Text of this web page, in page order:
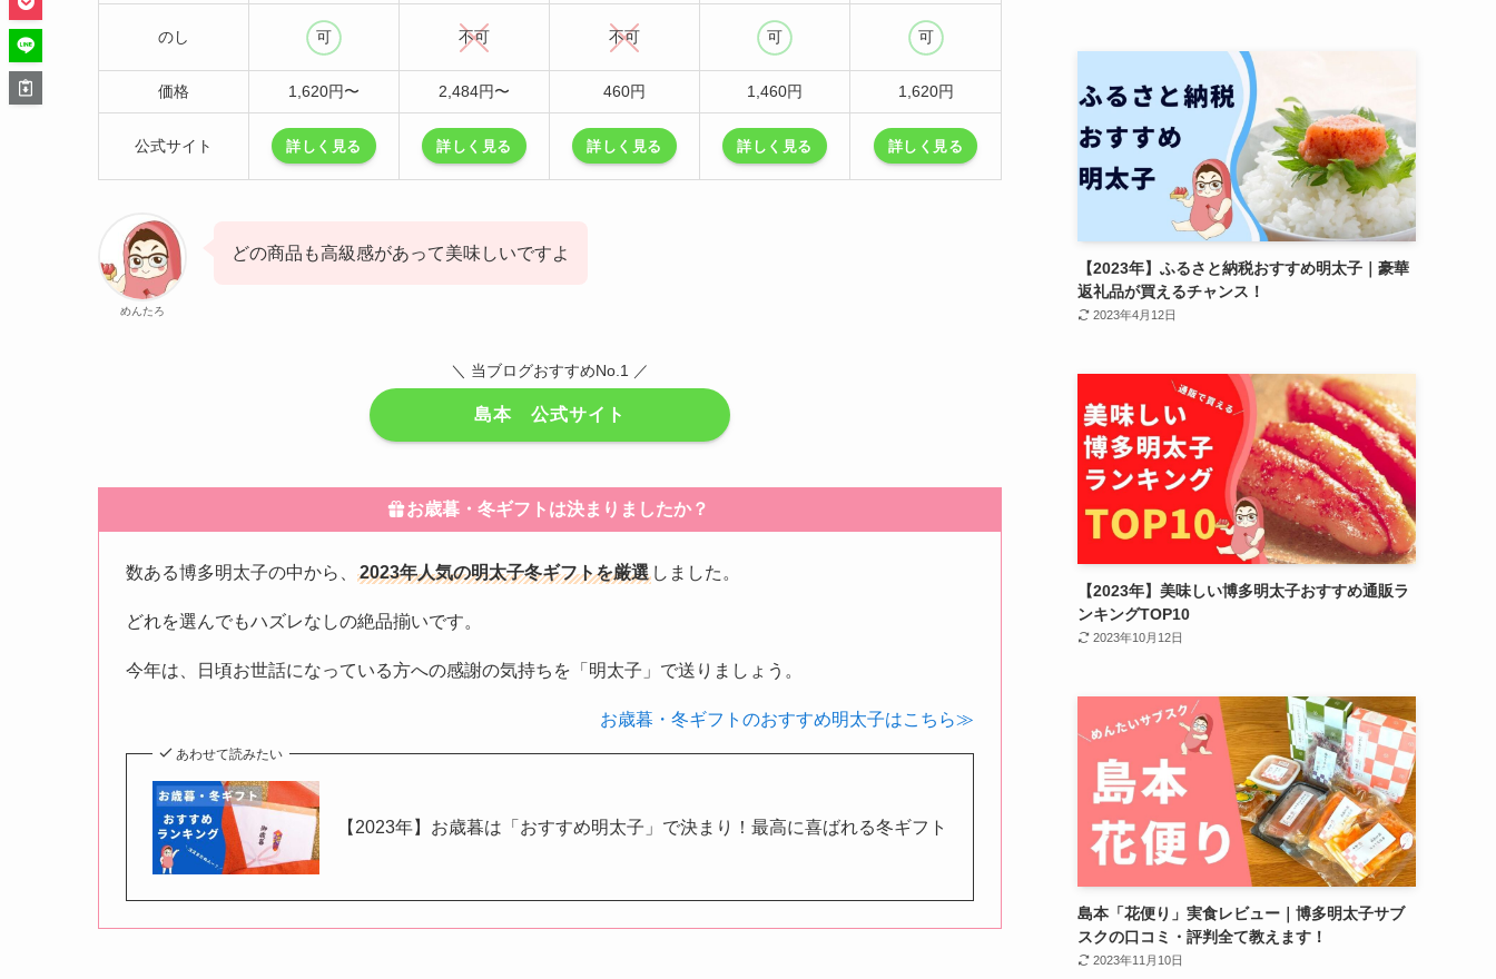
のし 可 不可 不可 可 可
価格 1,620円〜 2,484円〜 460円 1,460円 1,620円
公式サイト 詳しく見る 詳しく見る 詳しく見る 詳しく見る 詳しく見る
めんたろ
どの商品も高級感があって美味しいですよ
＼ 当ブログおすすめNo.1 ／
島本 公式サイト
お歳暮・冬ギフトは決まりましたか？
数ある博多明太子の中から、 2023年人気の明太子冬ギフトを厳選 しました。
どれを選んでもハズレなしの絶品揃いです。
今年は、日頃お世話になっている方への感謝の気持ちを「明太子」で送りましょう。
お歳暮・冬ギフトのおすすめ明太子はこちら≫
あわせて読みたい
【2023年】お歳暮は「おすすめ明太子」で決まり！最高に喜ばれる冬ギフト
【2023年】ふるさと納税おすすめ明太子｜豪華
返礼品が買えるチャンス！
2023年4月12日
【2023年】美味しい博多明太子おすすめ通販ラ
ンキングTOP10
2023年10月12日
島本「花便り」実食レビュー｜博多明太子サブ
スクの口コミ・評判全て教えます！
2023年11月10日